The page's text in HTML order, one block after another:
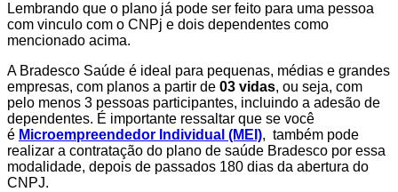
Lembrando que o plano já pode ser feito para uma pessoa
com vinculo com o CNPj e dois dependentes como
mencionado acima.
A Bradesco Saúde é ideal para pequenas, médias e grandes
empresas, com planos a partir de 03 vidas, ou seja, com
pelo menos 3 pessoas participantes, incluindo a adesão de
dependentes. É importante ressaltar que se você
é Microempreendedor Individual (MEI), também pode
realizar a contratação do plano de saúde Bradesco por essa
modalidade, depois de passados 180 dias da abertura do
CNPJ.